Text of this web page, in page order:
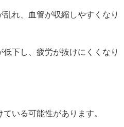
れ、血管が収縮しやすくなり
下し、疲労が抜けにくくなり
いる可能性があります。